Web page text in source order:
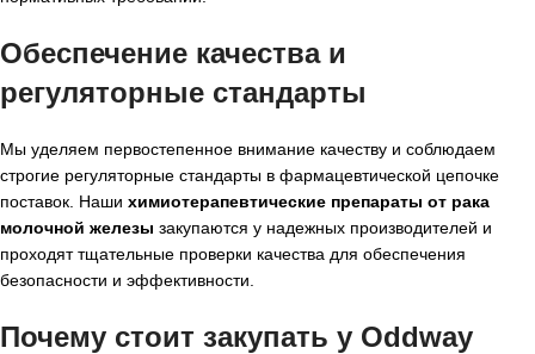
Обеспечение качества и
регуляторные стандарты
Мы уделяем первостепенное внимание качеству и соблюдаем
строгие регуляторные стандарты в фармацевтической цепочке
поставок. Наши химиотерапевтические препараты от рака
молочной железы закупаются у надежных производителей и
проходят тщательные проверки качества для обеспечения
безопасности и эффективности.
Почему стоит закупать у Oddway